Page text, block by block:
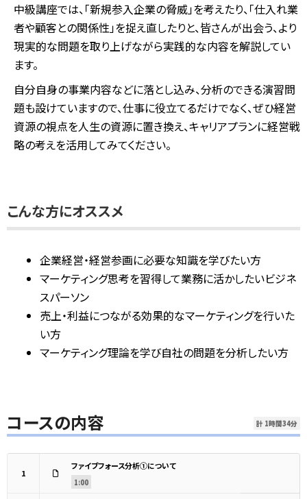
中級講座では、「新規参入企業の脅威」を考えたり、「仕入れ業
者や顧客との関係性」を捉え直したりと、皆さんが出会う、より
現実的な問題を取り上げながら実践的な内容を解説してい
ます。
自分自身の事業内容などに落とし込み、分析のできる演習問
題も設けていますので、仕事に役立てるだけでなく、ぜひ経営
資源の視点を人生の資源に置き換え、キャリアプランに経営戦
略の考えを活用してみてください。
こんな方にオススメ
企業経営・経営参画に必要な知識を学びたい方
マーケティング思考を習得して業務に活かしたいビジネ
スパーソン
売上・利益につながる効果的なマーケティングを行いた
い方
マーケティング理論を学び自社の問題を分析したい方
コースの内容 計 1時間34分
1
ファイブフォース分析①について
1:00